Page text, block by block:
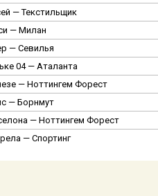
— Текстильщик
— Милан
— Севилья
04 — Аталанта
— Ноттингем Форест
— Борнмут
— Ноттингем Форест
— Спортинг